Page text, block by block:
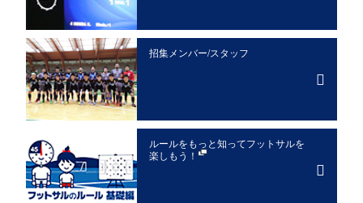
招集メンバー/スタッフ
ルールをもっと知ってフットサルを
楽しもう！